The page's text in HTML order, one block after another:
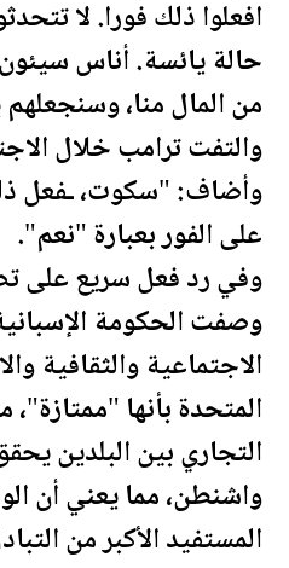
افعلوا ذلك فورا. لا
حالة يائسة. أناس
منالمالمنا،
والتفتترامبخلال
وأضاف: "سكوت، ـفعل
على الفور بعبارة "نعم".
وفي رد فعل سريع على
وصفت الحكومة
الاجتماعية والثقافية
المتحدةبأنها
التجاري بين البلدين
واشنطن، مما يعني أن
المستفيد الأكبر من